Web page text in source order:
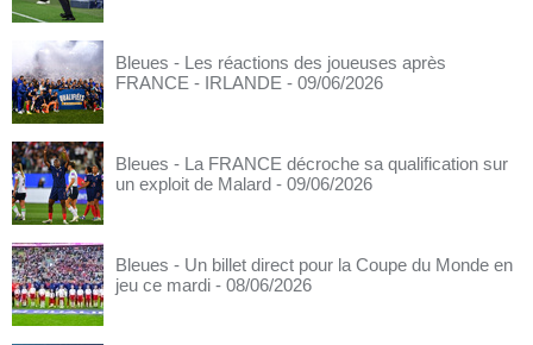
Bleues - Les réactions des joueuses après
FRANCE - IRLANDE - 09/06/2026
Bleues - La FRANCE décroche sa qualification sur
un exploit de Malard - 09/06/2026
Bleues - Un billet direct pour la Coupe du Monde en
jeu ce mardi - 08/06/2026